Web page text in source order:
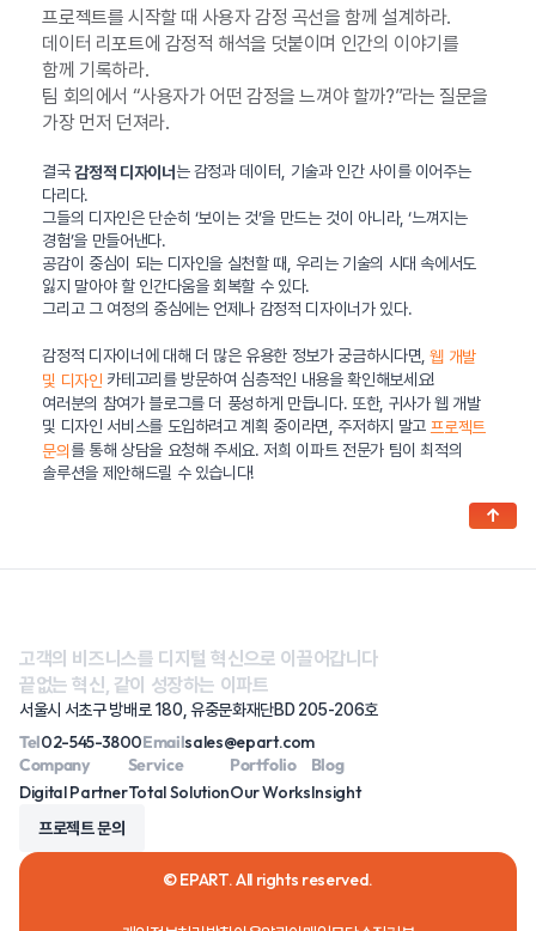
프로젝트를 시작할 때 사용자 감정 곡선을 함께 설계하라.
데이터 리포트에 감정적 해석을 덧붙이며 인간의 이야기를
함께 기록하라.
팀 회의에서 “사용자가 어떤 감정을 느껴야 할까?”라는 질문을
가장 먼저 던져라.
결국감정적 디자이너는 감정과 데이터, 기술과 인간 사이를 이어주는
다리다.
그들의 디자인은 단순히 ‘보이는 것’을 만드는 것이 아니라, ‘느껴지는
경험’을 만들어낸다.
공감이 중심이 되는 디자인을 실천할 때, 우리는 기술의 시대 속에서도
잃지 말아야 할 인간다움을 회복할 수 있다.
그리고 그 여정의 중심에는 언제나 감정적 디자이너가 있다.
감정적 디자이너에 대해 더 많은 유용한 정보가 궁금하시다면,웹 개발
및 디자인 카테고리를 방문하여 심층적인 내용을 확인해보세요!
여러분의 참여가 블로그를 더 풍성하게 만듭니다. 또한, 귀사가 웹 개발
및 디자인 서비스를 도입하려고 계획 중이라면, 주저하지 말고 프로젝트
문의를 통해 상담을 요청해 주세요. 저희 이파트 전문가 팀이 최적의
솔루션을 제안해드릴 수 있습니다!
고객의 비즈니스를 디지털 혁신으로 이끌어갑니다
끝없는 혁신, 같이 성장하는 이파트
서울시 서초구 방배로 180, 유중문화재단BD 205-206호
Tel02-545-3800Emailsales@epart.com
Company
Digital Partner
Service
Total Solution
Portfolio
Our Works
Blog
Insight
프로젝트 문의
© EPART. All rights reserved.
↑